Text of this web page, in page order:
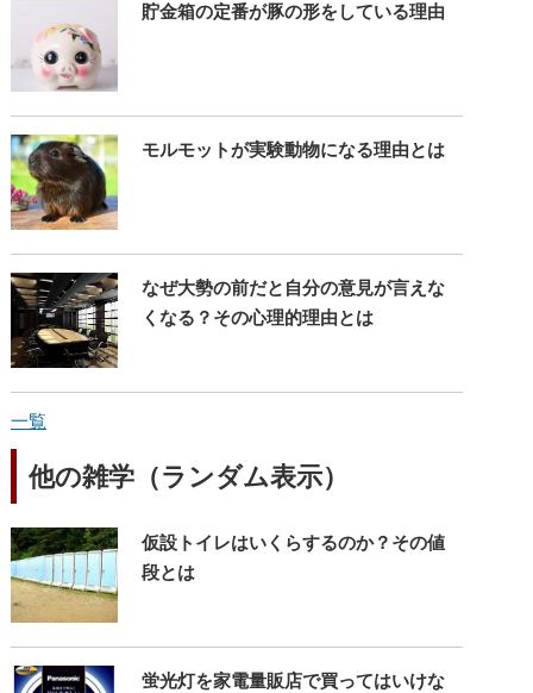
貯金箱の定番が豚の形をしている理由
モルモットが実験動物になる理由とは
なぜ大勢の前だと自分の意見が言えな
くなる？その心理的理由とは
一覧
他の雑学（ランダム表示）
仮設トイレはいくらするのか？その値
段とは
蛍光灯を家電量販店で買ってはいけな